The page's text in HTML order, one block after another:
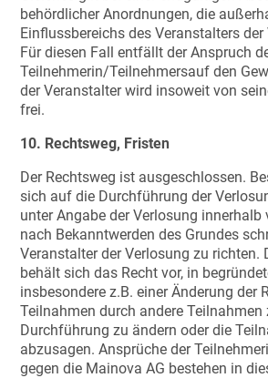
behördlicher Anordnungen, die
Einflussbereichs des Veranstalters
Für diesen Fall entfällt der Anspruch
Teilnehmerin/Teilnehmersauf den
der Veranstalter wird insoweit von
frei.
10. Rechtsweg, Fristen
Der Rechtsweg ist ausgeschlossen.
sich auf die Durchführung der
unter Angabe der Verlosung innerhalb
nach Bekanntwerden des Grundes
Veranstalter der Verlosung zu richten.
behält sich das Recht vor, in
insbesondere z.B. einer Änderung der
Teilnahmen durch andere Teilnahmen
Durchführung zu ändern oder die
abzusagen. Ansprüche der
gegen die Mainova AG bestehen in